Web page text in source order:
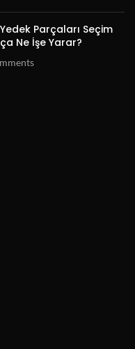
Parçaları Seçim
Ne İşe Yarar?